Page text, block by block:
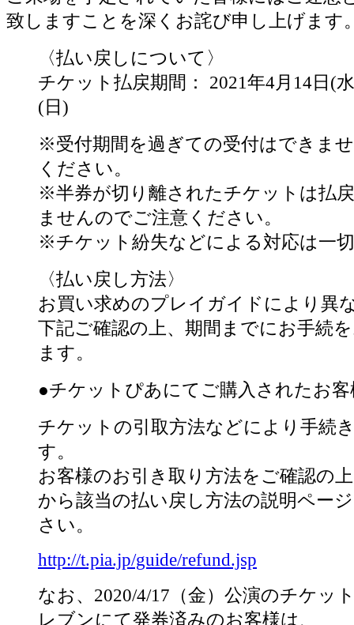
致しますことを深くお詫び申し上げます
〈払い戻しについて〉
チケット払戻期間： 2021年4月14日(
(日)
※受付期間を過ぎての受付はできま
ください。
※半券が切り離されたチケットは払
ませんのでご注意ください。
※チケット紛失などによる対応は一
〈払い戻し方法〉
お買い求めのプレイガイドにより異
下記ご確認の上、期間までにお手続
ます。
●チケットぴあにてご購入されたお客
チケットの引取方法などにより手続
す。
お客様のお引き取り方法をご確認の
から該当の払い戻し方法の説明ペー
さい。
http://t.pia.jp/guide/refund.jsp
なお、2020/4/17（金）公演のチケッ
レブンにて発券済みのお客様は、